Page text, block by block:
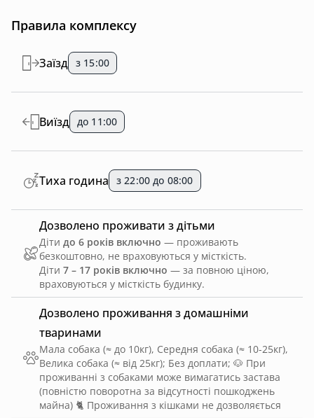
Правила комплексу
Дозволено проживання з домашніми
тваринами
Мала собака (≈ до 10кг), Середня собака (≈ 10-25кг),
Велика собака (≈ від 25кг); Без доплати; 🐶 При
проживанні з собаками може вимагатись застава
(повністю поворотна за відсутності пошкоджень
майна) 🐈 Проживання з кішками не дозволяється
Заїзд з 15:00
Виїзд до 11:00
Дозволено проживати з дітьми
Діти до 6 років включно — проживають
безкоштовно, не враховуються у місткість.
Діти 7 – 17 років включно — за повною ціною,
враховуються у місткість будинку.
Тиха година з 22:00 до 08:00